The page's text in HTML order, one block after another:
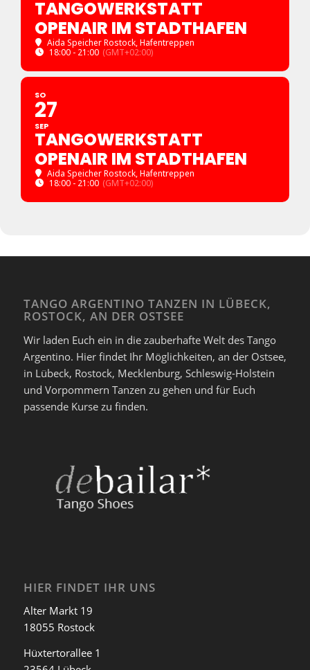
TANGOWERKSTATT
OPENAIR IM STADTHAFEN
Aida Speicher Rostock, Hafentreppen
18:00 - 21:00 (GMT+02:00)
SO
27
SEP
TANGOWERKSTATT
OPENAIR IM STADTHAFEN
Aida Speicher Rostock, Hafentreppen
18:00 - 21:00 (GMT+02:00)
TANGO ARGENTINO TANZEN IN LÜBECK,
ROSTOCK, AN DER OSTSEE
Wir laden Euch ein in die zauberhafte Welt des Tango
Argentino. Hier findet Ihr Möglichkeiten, an der Ostsee,
in Lübeck, Rostock, Mecklenburg, Schleswig-Holstein
und Vorpommern Tanzen zu gehen und für Euch
passende Kurse zu finden.
HIER FINDET IHR UNS
Alter Markt 19
18055 Rostock
Hüxtertorallee 1